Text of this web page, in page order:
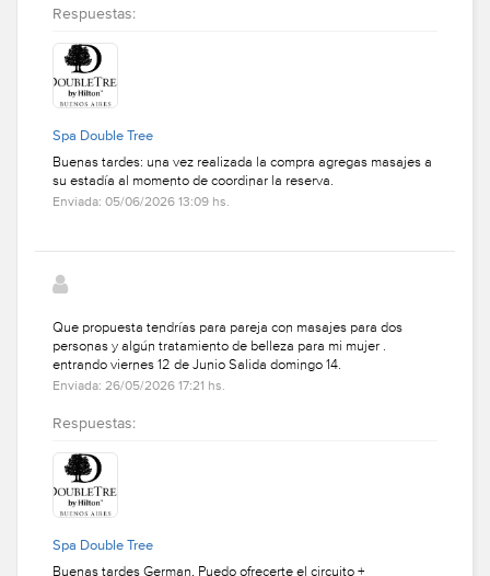
Respuestas:
Spa Double Tree
Buenas tardes: una vez realizada la compra agregas masajes a
su estadía al momento de coordinar la reserva.
Enviada: 05/06/2026 13:09 hs.
Que propuesta tendrías para pareja con masajes para dos
personas y algún tratamiento de belleza para mi mujer .
entrando viernes 12 de Junio Salida domingo 14.
Enviada: 26/05/2026 17:21 hs.
Respuestas:
Spa Double Tree
Buenas tardes German, Puedo ofrecerte el circuito +